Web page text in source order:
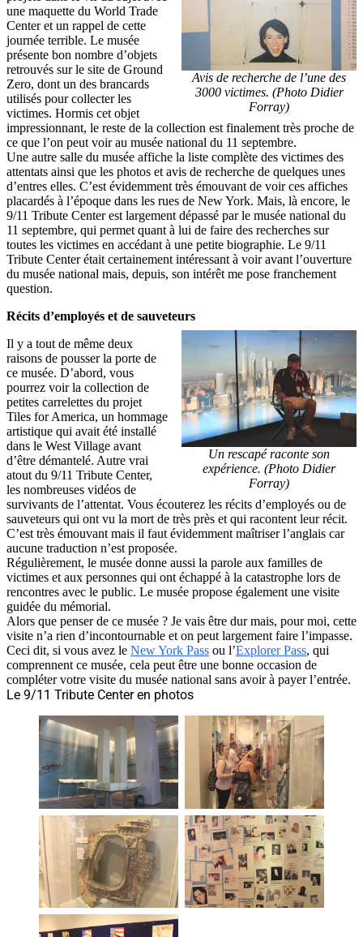
Avis de recherche de l’une des
3000 victimes. (Photo Didier
Forray)
une maquette du World Trade
Center et un rappel de cette
journée terrible. Le musée
présente bon nombre d’objets
retrouvés sur le site de Ground
Zero, dont un des brancards
utilisés pour collecter les
victimes. Hormis cet objet
impressionnant, le reste de la collection est finalement très proche de
ce que l’on peut voir au musée national du 11 septembre.
Une autre salle du musée affiche la liste complète des victimes des
attentats ainsi que les photos et avis de recherche de quelques unes
d’entres elles. C’est évidemment très émouvant de voir ces affiches
placardés à l’époque dans les rues de New York. Mais, là encore, le
9/11 Tribute Center est largement dépassé par le musée national du
11 septembre, qui permet quant à lui de faire des recherches sur
toutes les victimes en accédant à une petite biographie. Le 9/11
Tribute Center était certainement intéressant à voir avant l’ouverture
du musée national mais, depuis, son intérêt me pose franchement
question.
Récits d’employés et de sauveteurs
Un rescapé raconte son
expérience. (Photo Didier
Forray)
Il y a tout de même deux
raisons de pousser la porte de
ce musée. D’abord, vous
pourrez voir la collection de
petites carrelettes du projet
Tiles for America, un hommage
artistique qui avait été installé
dans le West Village avant
d’être démantelé. Autre vrai
atout du 9/11 Tribute Center,
les nombreuses vidéos de
survivants de l’attentat. Vous écouterez les récits d’employés ou de
sauveteurs qui ont vu la mort de très près et qui racontent leur récit.
C’est très émouvant mais il faut évidemment maîtriser l’anglais car
aucune traduction n’est proposée.
Régulièrement, le musée donne aussi la parole aux familles de
victimes et aux personnes qui ont échappé à la catastrophe lors de
rencontres avec le public. Le musée propose également une visite
guidée du mémorial.
Alors que penser de ce musée ? Je vais être dur mais, pour moi, cette
visite n’a rien d’incontournable et on peut largement faire l’impasse.
Ceci dit, si vous avez le New York Pass ou l’Explorer Pass, qui
comprennent ce musée, cela peut être une bonne occasion de
compléter votre visite du musée national sans avoir à payer l’entrée.
Le 9/11 Tribute Center en photos